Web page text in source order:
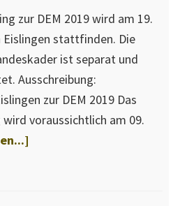
zur DEM 2019 wird am 19.
Eislingen stattfinden. Die
ist separat und
Ausschreibung:
zur DEM 2019 Das
voraussichtlich am 09.